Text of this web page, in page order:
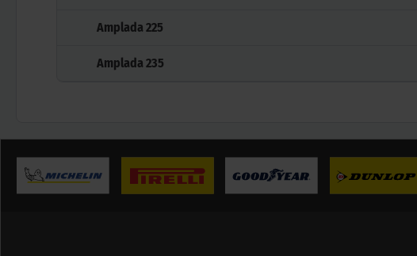
Amplada 225
Amplada 235